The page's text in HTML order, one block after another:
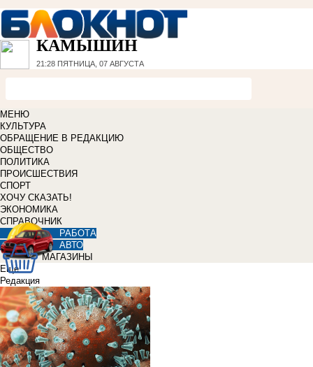
КАМЫШИН
21:28 ПЯТНИЦА, 07 АВГУСТА
МЕНЮ
КУЛЬТУРА
ОБРАЩЕНИЕ В РЕДАКЦИЮ
ОБЩЕСТВО
ПОЛИТИКА
ПРОИСШЕСТВИЯ
СПОРТ
ХОЧУ СКАЗАТЬ!
ЭКОНОМИКА
СПРАВОЧНИК
РАБОТА
АВТО
МАГАЗИНЫ
Еще
Редакция